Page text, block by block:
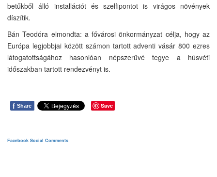
betűkből álló installációt és szelfipontot is virágos növények
díszítik.
Bán Teodóra elmondta: a fővárosi önkormányzat célja, hogy az
Európa legjobbjai között számon tartott adventi vásár 800 ezres
látogatottságához hasonlóan népszerűvé tegye a húsvéti
időszakban tartott rendezvényt is.
f Share Save
Facebook Social Comments